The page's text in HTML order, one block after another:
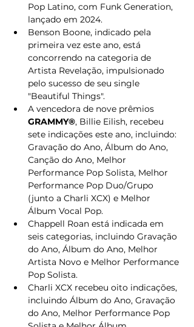
Pop Latino, com Funk Generation,
lançado em 2024.
Benson Boone, indicado pela
primeira vez este ano, está
concorrendo na categoria de
Artista Revelação, impulsionado
pelo sucesso de seu single
"Beautiful Things".
A vencedora de nove prêmios
GRAMMY®, Billie Eilish, recebeu
sete indicações este ano, incluindo:
Gravação do Ano, Álbum do Ano,
Canção do Ano, Melhor
Performance Pop Solista, Melhor
Performance Pop Duo/Grupo
(junto a Charli XCX) e Melhor
Álbum Vocal Pop.
Chappell Roan está indicada em
seis categorias, incluindo Gravação
do Ano, Álbum do Ano, Melhor
Artista Novo e Melhor Performance
Pop Solista.
Charli XCX recebeu oito indicações,
incluindo Álbum do Ano, Gravação
do Ano, Melhor Performance Pop